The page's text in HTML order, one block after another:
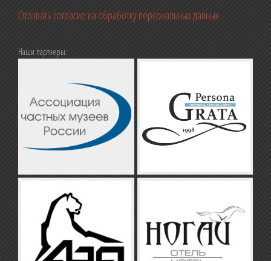
Отозвать согласие на обработку персональных данных
Наши партнеры: